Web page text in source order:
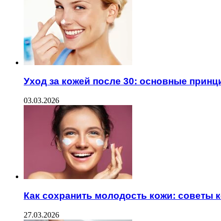
Уход за кожей после 30: основные
03.03.2026
Как сохранить молодость кожи: советы
27.03.2026